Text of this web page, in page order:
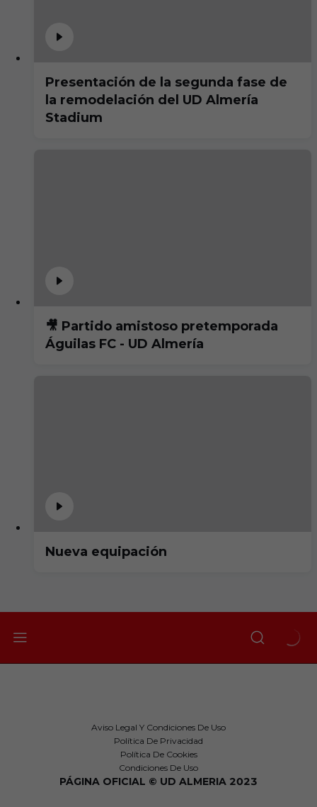
Presentación de la segunda fase de
la remodelación del UD Almería
Stadium
🎥 Partido amistoso pretemporada
Águilas FC - UD Almería
Nueva equipación
Aviso Legal Y Condiciones De Uso
Política De Privacidad
Política De Cookies
Condiciones De Uso
PÁGINA OFICIAL © UD ALMERIA 2023